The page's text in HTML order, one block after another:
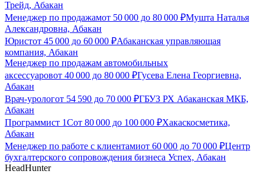
Трейд, Абакан
Менеджер по продажамот 50 000 до 80 000 ₽Мушта Наталья
Александровна, Абакан
Юристот 45 000 до 60 000 ₽Абаканская управляющая
компания, Абакан
Менеджер по продажам автомобильных
аксессуаровот 40 000 до 80 000 ₽Гусева Елена Георгиевна,
Абакан
Врач-урологот 54 590 до 70 000 ₽ГБУЗ РХ Абаканская МКБ,
Абакан
Программист 1Сот 80 000 до 100 000 ₽Хакаскосметика,
Абакан
Менеджер по работе с клиентамиот 60 000 до 70 000 ₽Центр
бухгалтерского сопровождения бизнеса Успех, Абакан
HeadHunter